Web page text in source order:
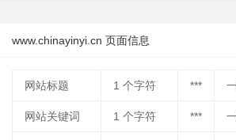
www.chinayinyi.cn 页面信息
网站标题 1 个字符 ***
网站关键词 1 个字符 ***